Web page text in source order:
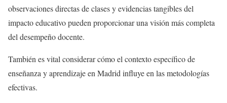
observaciones directas de clases y evidencias tangibles del
impacto educativo pueden proporcionar una visión más completa
del desempeño docente.
También es vital considerar cómo el contexto específico de
enseñanza y aprendizaje en Madrid influye en las metodologías
efectivas.